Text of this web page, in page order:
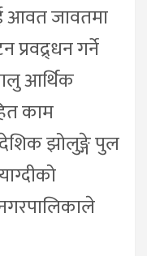
आवत जावतमा
गर्ने
आर्थिक
काम
झोलुङ्गे पुल